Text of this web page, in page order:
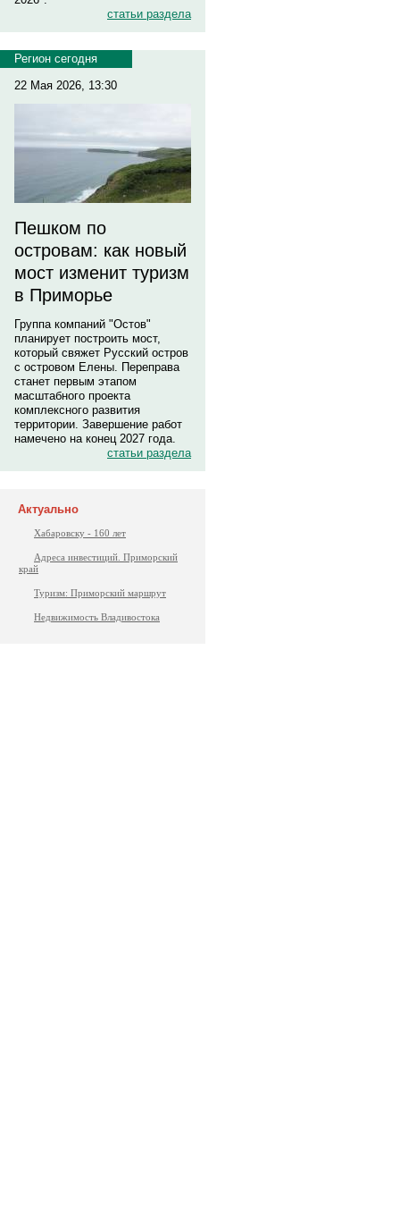
статьи раздела
Регион сегодня
22 Мая 2026, 13:30
Пешком по
островам: как новый
мост изменит туризм
в Приморье
Группа компаний "Остов"
планирует построить мост,
который свяжет Русский остров
с островом Елены. Переправа
станет первым этапом
масштабного проекта
комплексного развития
территории. Завершение работ
намечено на конец 2027 года.
статьи раздела
Актуально
Хабаровску - 160 лет
Адреса инвестиций. Приморский
край
Туризм: Приморский маршрут
Недвижимость Владивостока